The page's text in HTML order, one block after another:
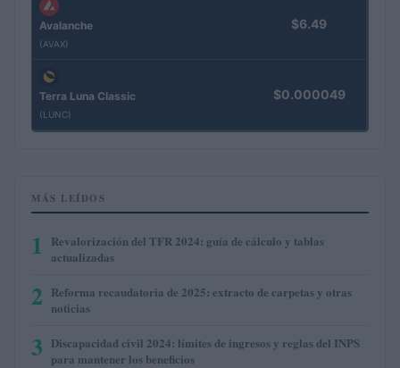
Avalanche
(AVAX)
$6.49
Terra Luna Classic
(LUNC)
$0.000049
MÁS LEÍDOS
1
Revalorización del TFR 2024: guía de cálculo y tablas
actualizadas
2 Reforma recaudatoria de 2025: extracto de carpetas y otras
noticias
3 Discapacidad civil 2024: límites de ingresos y reglas del INPS
para mantener los beneficios